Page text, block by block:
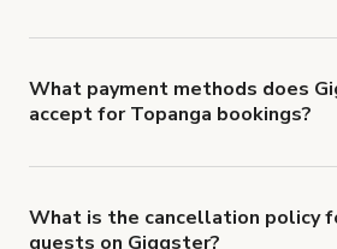
What payment methods does
accept for Topanga bookings?
What is the cancellation policy
guests on Giggster?